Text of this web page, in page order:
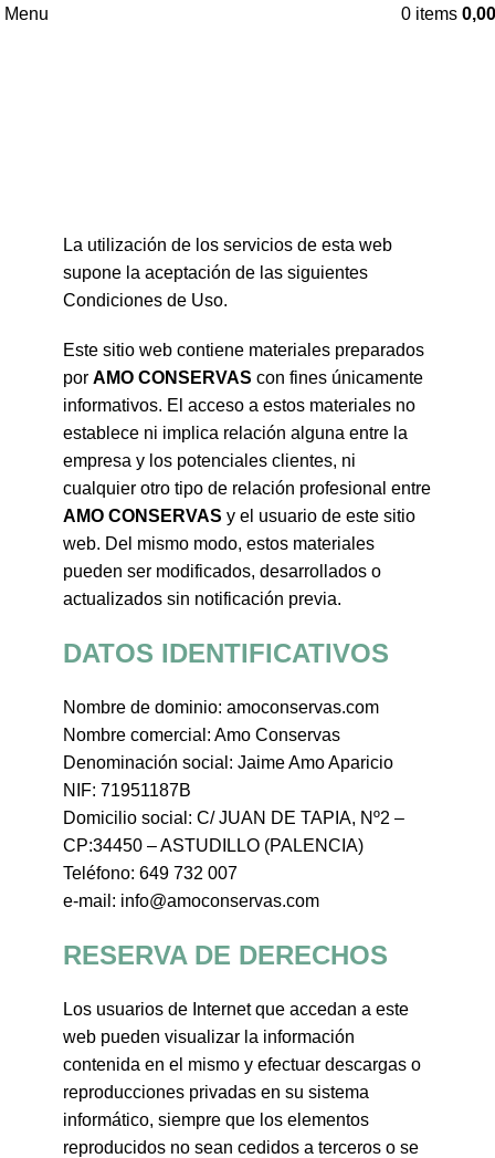
Menu 0 items 0,00
La utilización de los servicios de esta web
supone la aceptación de las siguientes
Condiciones de Uso.
Este sitio web contiene materiales preparados
por AMO CONSERVAS con fines únicamente
informativos. El acceso a estos materiales no
establece ni implica relación alguna entre la
empresa y los potenciales clientes, ni
cualquier otro tipo de relación profesional entre
AMO CONSERVAS y el usuario de este sitio
web. Del mismo modo, estos materiales
pueden ser modificados, desarrollados o
actualizados sin notificación previa.
DATOS IDENTIFICATIVOS
Nombre de dominio: amoconservas.com
Nombre comercial: Amo Conservas
Denominación social: Jaime Amo Aparicio
NIF: 71951187B
Domicilio social: C/ JUAN DE TAPIA, Nº2 –
CP:34450 – ASTUDILLO (PALENCIA)
Teléfono: 649 732 007
e-mail: info@amoconservas.com
RESERVA DE DERECHOS
Los usuarios de Internet que accedan a este
web pueden visualizar la información
contenida en el mismo y efectuar descargas o
reproducciones privadas en su sistema
informático, siempre que los elementos
reproducidos no sean cedidos a terceros o se